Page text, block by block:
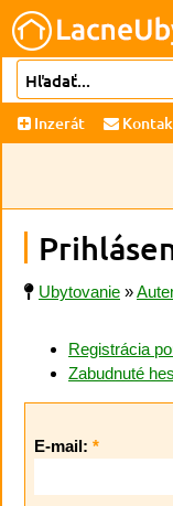
Inzerát
Ubytovanie »
Registrácia
Zabudnuté
E-mail: *